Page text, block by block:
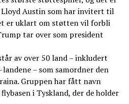
Austin som har invitert til
er uklart om støtten vil forbli
tar over som president
av over 50 land – inkludert
– som samordner den
Gruppen har fått navn
i Tyskland, der de holder